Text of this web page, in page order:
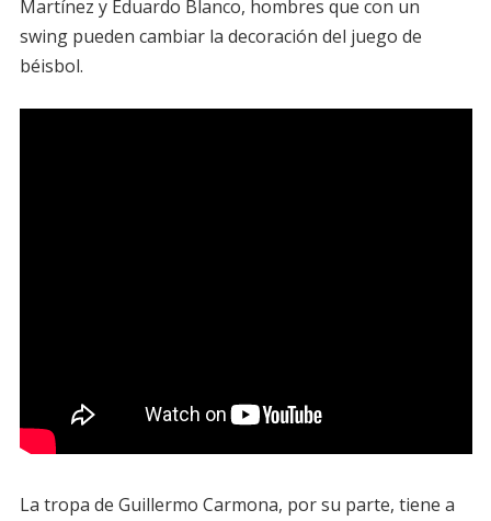
Martínez y Eduardo Blanco, hombres que con un
swing pueden cambiar la decoración del juego de
béisbol.
La tropa de Guillermo Carmona, por su parte, tiene a